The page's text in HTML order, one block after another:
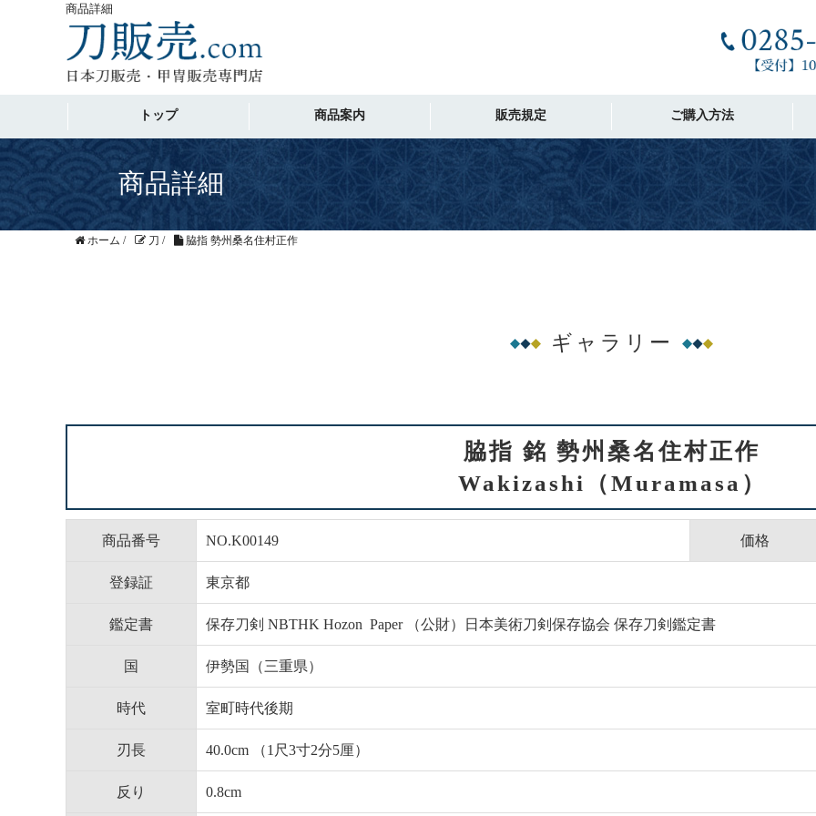
商品詳細
トップ 商品案内 販売規定 ご購入方法
商品詳細
ホーム / 刀 / 脇指 勢州桑名住村正作
ギャラリー
脇指 銘 勢州桑名住村正作
Wakizashi（Muramasa）
商品番号 NO.K00149 価格
登録証 東京都
鑑定書 保存刀剣 NBTHK Hozon Paper （公財）日本美術刀剣保存協会 保存刀剣鑑定書
国 伊勢国（三重県）
時代 室町時代後期
刃長 40.0cm （1尺3寸2分5厘）
反り 0.8cm